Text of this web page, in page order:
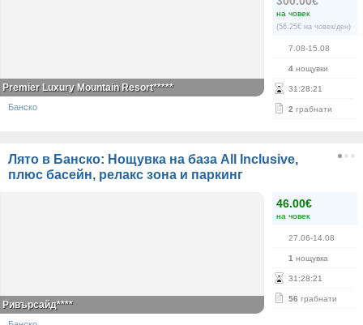
на човек
(56.25€ на човек/ден)
7.08-15.08
4 нощувки
31 :28:21
2 грабнати
Premier Luxury Mountain Resort*****
Банско
Лято в Банско: Нощувка на база All Inclusive,
плюс басейн, релакс зона и паркинг
46.00€
на човек
27.06-14.08
1 нощувка
31 :28:21
56 грабнати
Ривърсайд****